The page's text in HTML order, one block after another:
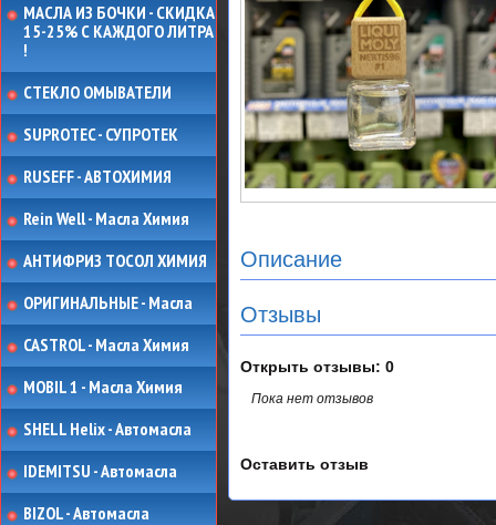
МАСЛА ИЗ БОЧКИ - СКИДКА
15-25% С КАЖДОГО ЛИТРА
!
СТЕКЛО ОМЫВАТЕЛИ
SUPROTEC - СУПРОТЕК
RUSEFF - АВТОХИМИЯ
Rein Well - Масла Химия
АНТИФРИЗ ТОСОЛ ХИМИЯ
ОРИГИНАЛЬНЫЕ - Масла
CASTROL - Масла Химия
MOBIL 1 - Масла Химия
SHELL Helix - Автомасла
IDEMITSU - Автомасла
BIZOL - Автомасла
Описание
Отзывы
Открыть отзывы: 0
Пока нет отзывов
Оставить отзыв